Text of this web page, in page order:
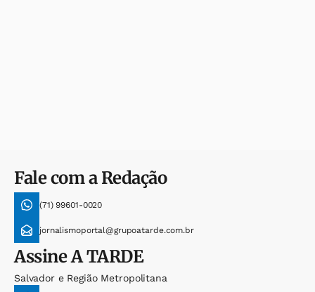
Fale com a Redação
(71) 99601-0020
jornalismoportal@grupoatarde.com.br
AssineA TARDE
Salvador e Região Metropolitana